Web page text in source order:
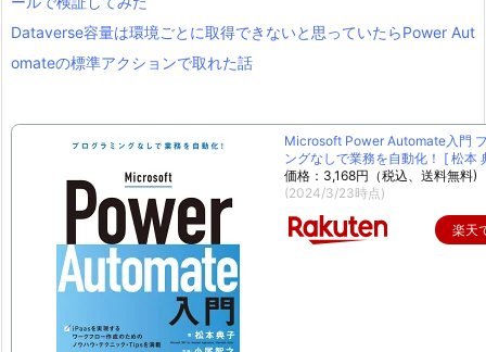
Dataverse容量は環境ごとに取得できないと思っていたらPower Aut
omateの標準アクションで取れた話
Microsoft Power Automate入門
ングなしで業務を自動化！ [ 松本
価格：3,168円（税込、送料無料)
(2024/3/23時点)
楽天